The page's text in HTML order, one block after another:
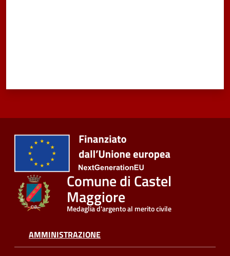
Trasparente
pretorio
Tutti
argomenti...
Comune di Castel
Maggiore
Medaglia d'argento al merito civile
AMMINISTRAZIONE